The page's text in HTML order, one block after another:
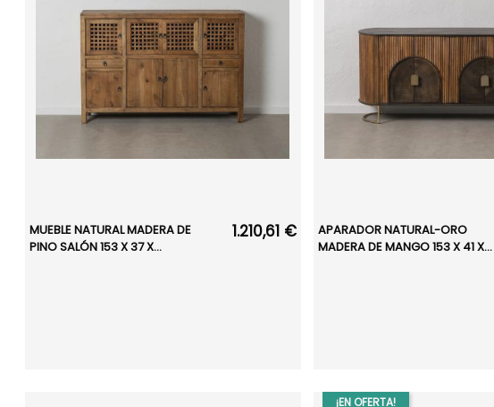
MUEBLE NATURAL MADERA DE
PINO SALÓN 153 X 37 X...
1.210,61 €
APARADOR NATURAL-ORO
MADERA DE MANGO 153 X 41 X...
¡EN OFERTA!